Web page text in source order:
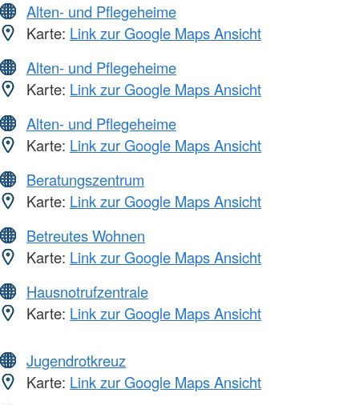
Alten- und Pflegeheime
Karte: Link zur Google Maps Ansicht
Alten- und Pflegeheime
Karte: Link zur Google Maps Ansicht
Alten- und Pflegeheime
Karte: Link zur Google Maps Ansicht
Beratungszentrum
Karte: Link zur Google Maps Ansicht
Betreutes Wohnen
Karte: Link zur Google Maps Ansicht
Hausnotrufzentrale
Karte: Link zur Google Maps Ansicht
Jugendrotkreuz
Karte: Link zur Google Maps Ansicht